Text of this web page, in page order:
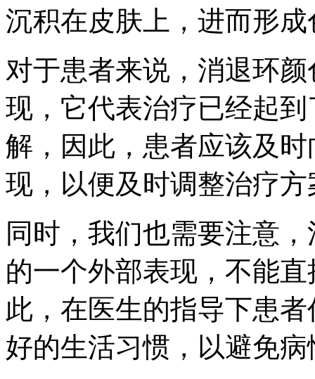
沉积在皮肤上，进而形
对于患者来说，消退环
现，它代表治疗已经起
解，因此，患者应该及
现，以便及时调整治疗方
同时，我们也需要注意
的一个外部表现，不能
此，在医生的指导下患
好的生活习惯，以避免